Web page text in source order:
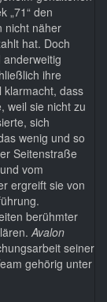
„71“ den
nicht näher
hat. Doch
ihre
klarmacht, dass
weil sie nicht zu
sich
wenig und so
Seitenstraße
vom
ergreift sie von
berühmter
Avalon
seiner
gehörig unter